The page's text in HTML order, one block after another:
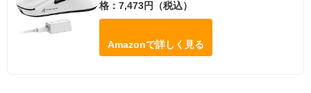
格：7,473円（税込）
Amazonで詳しく見る